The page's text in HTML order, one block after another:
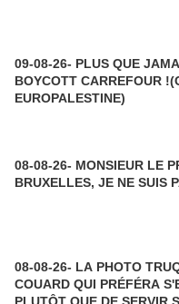
09-08-26- PLUS QUE
BOYCOTT CARREFOUR
EUROPALESTINE)
08-08-26- MONSIEUR LE
08-08-26- LA PHOTO TRUQUÉE D'UN
COUARD QUI PRÉFÉRA